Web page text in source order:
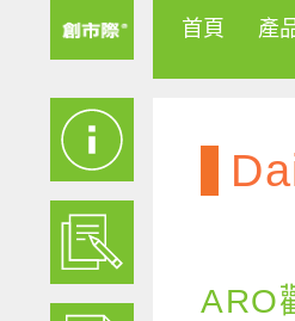
首頁 產
ARO